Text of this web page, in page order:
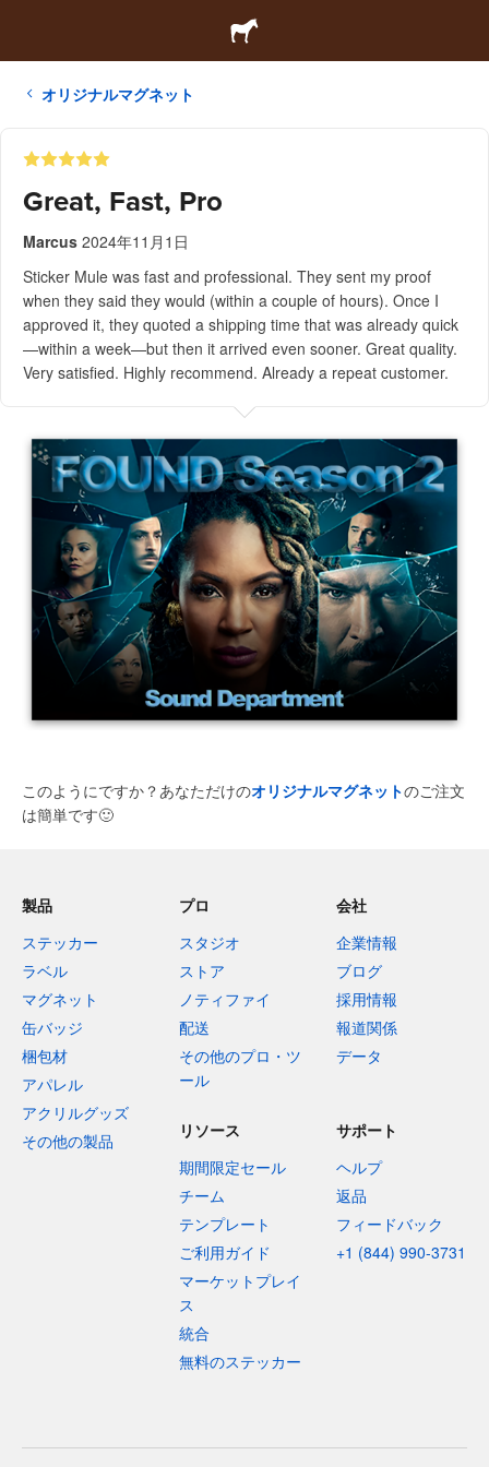
オリジナルマグネット
Great, Fast, Pro
Marcus 2024年11月1日
Sticker Mule was fast and professional. They sent my proof
when they said they would (within a couple of hours). Once I
approved it, they quoted a shipping time that was already quick
—within a week—but then it arrived even sooner. Great quality.
Very satisfied. Highly recommend. Already a repeat customer.
このようにですか？あなただけのオリジナルマグネットのご注文
は簡単です🙂
製品
ステッカー
ラベル
マグネット
缶バッジ
梱包材
アパレル
アクリルグッズ
その他の製品
プロ
スタジオ
ストア
ノティファイ
配送
その他のプロ・ツ
ール
会社
企業情報
ブログ
採用情報
報道関係
データ
リソース
期間限定セール
チーム
テンプレート
ご利用ガイド
マーケットプレイ
ス
統合
無料のステッカー
サポート
ヘルプ
返品
フィードバック
+1 (844) 990-3731